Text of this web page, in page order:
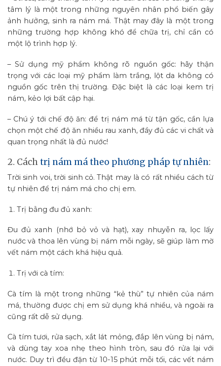
tâm lý là một trong những nguyên nhân phổ biến gây
ảnh hưởng, sinh ra nám má. Thật may đây là một trong
những trường hợp không khó để chữa trị, chỉ cần có
một lộ trình hợp lý.
– Sử dụng mỹ phẩm không rõ nguồn gốc: hãy thận
trọng với các loại mỹ phẩm làm trắng, lột da không có
nguồn gốc trên thị trường. Đặc biệt là các loại kem trị
nám, kẻo lợi bất cập hại.
– Chú ý tới chế độ ăn: để trị nám má từ tận gốc, cần lựa
chọn một chế độ ăn nhiều rau xanh, đầy đủ các vi chất và
quan trọng nhất là đủ nước!
2. Cáchtrị nám má theo phương pháp tự nhiên:
Trời sinh voi, trời sinh cỏ. Thật may là có rất nhiều cách từ
tự nhiên để trị nám má cho chị em.
Trị bằng đu đủ xanh:
Đu đủ xanh (nhớ bỏ vỏ và hạt), xay nhuyễn ra, lọc lấy
nước và thoa lên vùng bị nám mỗi ngày, sẽ giúp làm mờ
vết nám một cách khá hiệu quả.
Trị với cà tím:
Cà tím là một trong những “kẻ thù” tự nhiên của nám
má, thường được chị em sử dụng khá nhiều, và ngoài ra
cũng rất dễ sử dụng.
Cà tím tươi, rửa sạch, xắt lát mỏng, đắp lên vùng bị nám,
và dùng tay xoa nhẹ theo hình tròn, sau đó rửa lại với
nước. Duy trì đều đặn từ 10-15 phút mỗi tối, các vết nám